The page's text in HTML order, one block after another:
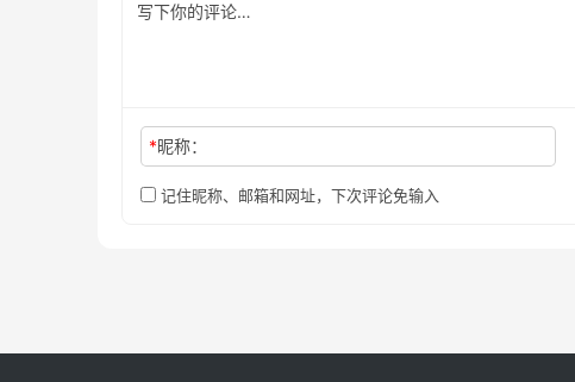
*昵称：
记住昵称、邮箱和网址，下次评论免输入